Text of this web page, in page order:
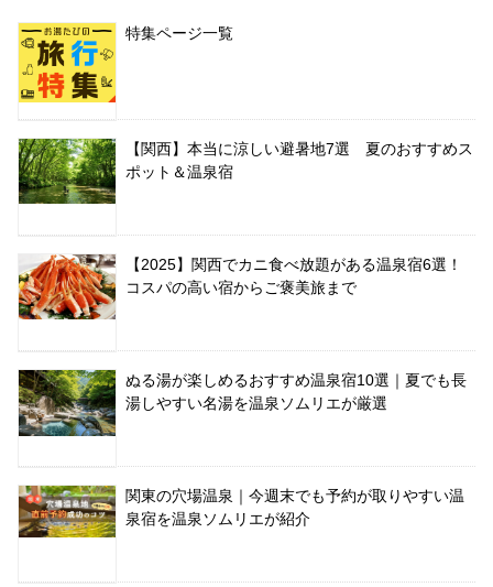
特集ページ一覧
【関西】本当に涼しい避暑地7選 夏のおすすめス
ポット＆温泉宿
【2025】関西でカニ食べ放題がある温泉宿6選！
コスパの高い宿からご褒美旅まで
ぬる湯が楽しめるおすすめ温泉宿10選｜夏でも長
湯しやすい名湯を温泉ソムリエが厳選
関東の穴場温泉｜今週末でも予約が取りやすい温
泉宿を温泉ソムリエが紹介